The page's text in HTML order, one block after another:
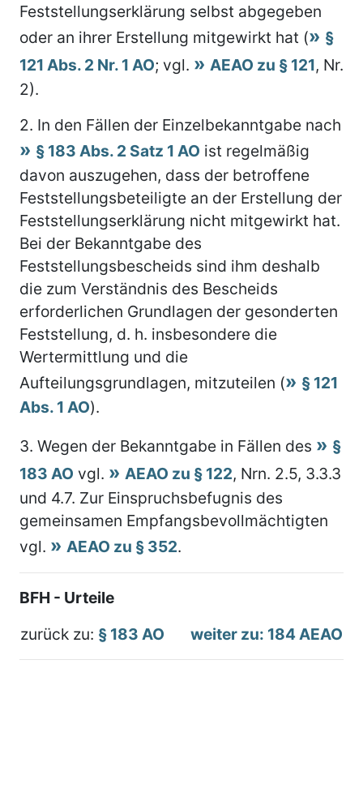
Feststellungserklärung selbst abgegeben
oder an ihrer Erstellung mitgewirkt hat (
§
121 Abs. 2 Nr. 1 AO; vgl. AEAO zu § 121, Nr.
2).
2. In den Fällen der Einzelbekanntgabe nach
§ 183 Abs. 2 Satz 1 AO ist regelmäßig
davon auszugehen, dass der betroffene
Feststellungsbeteiligte an der Erstellung der
Feststellungserklärung nicht mitgewirkt hat.
Bei der Bekanntgabe des
Feststellungsbescheids sind ihm deshalb
die zum Verständnis des Bescheids
erforderlichen Grundlagen der gesonderten
Feststellung, d. h. insbesondere die
Wertermittlung und die
Aufteilungsgrundlagen, mitzuteilen (
§ 121
Abs. 1 AO).
3. Wegen der Bekanntgabe in Fällen des
§
183 AO vgl. AEAO zu § 122, Nrn. 2.5, 3.3.3
und 4.7. Zur Einspruchsbefugnis des
gemeinsamen Empfangsbevollmächtigten
vgl.
AEAO zu § 352.
BFH - Urteile
zurück zu: § 183 AO weiter zu: 184 AEAO